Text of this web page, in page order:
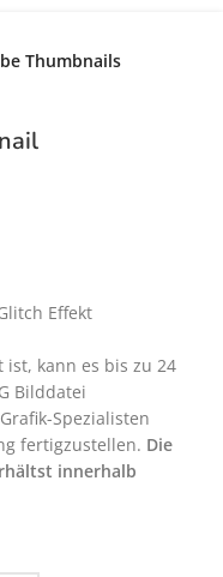
Thumbnails
Effekt
kann es bis zu 24
Bilddatei
Spezialisten
fertigzustellen. Die
innerhalb